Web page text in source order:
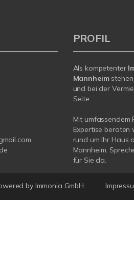
PROFIL
Als kompetenter
Mannheimstehen
und bei der
Seite.
Mit umfassendem
Expertise beraten
rund um Ihr Haus
Mannheim.
für Sie da.
by Immonia GmbH